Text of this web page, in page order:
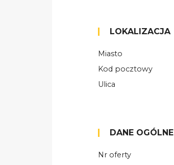
LOKALIZACJA
Miasto
Kod pocztowy
Ulica
DANE OGÓLNE
Nr oferty